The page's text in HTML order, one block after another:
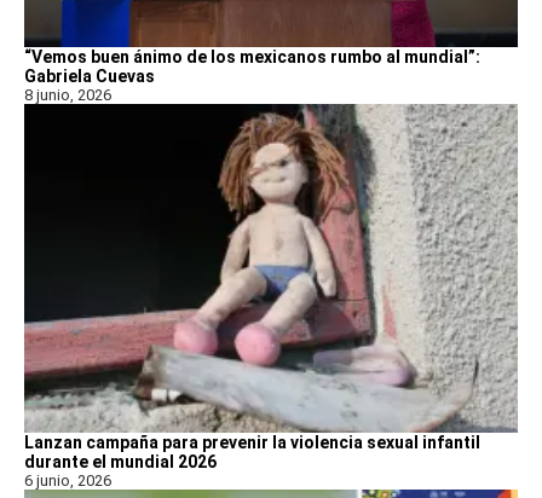
“Vemos buen ánimo de los mexicanos rumbo al mundial”:
Gabriela Cuevas
8 junio, 2026
Lanzan campaña para prevenir la violencia sexual infantil
durante el mundial 2026
6 junio, 2026